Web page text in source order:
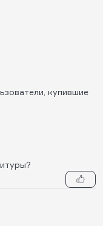
купившие